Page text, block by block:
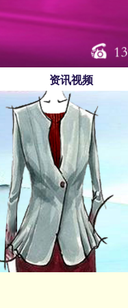
资讯视频